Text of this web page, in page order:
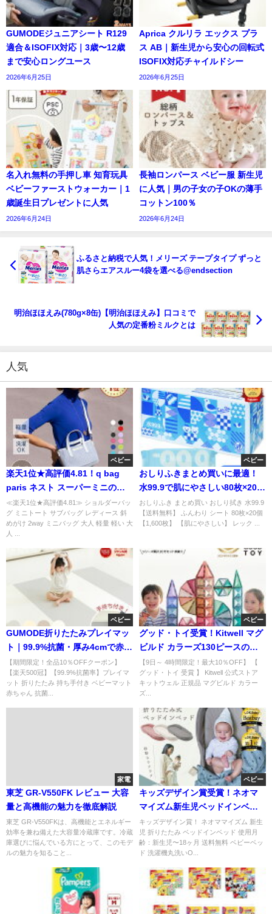
GUMODEジュニアシート R129
適合＆ISOFIX対応｜3歳〜12歳
まで安心ロングユース
2026年6月25日
Aprica クルリラ エックス プラ
ス AB｜新生児から安心の回転式
ISOFIX対応チャイルドシー
2026年6月25日
名入れ無料の手押し車 知育玩具
ベビーファーストウォーカー｜1
歳誕生日プレゼントに人気
2026年6月24日
長袖ロンパース ベビー服 新生児
に人気｜男の子女の子OKの薄手
コットン100％
2026年6月24日
ふるさと納税で人気！メリーズ テープタイプ ずっと
肌さらエアスルー4袋を選べる@endsection
明治ほほえみ(780g×8缶)【明治ほほえみ】口コミで
人気の定番粉ミルクとは
人気
ベビー
楽天1位★高評価4.81！q bag
paris ネスト スーパーミニの魅
力とは
≪楽天1位★高評価4.81≫ ショルダーバッ
グ ミニトート サブバッグ レディース 斜
めがけ 2way ミニバッグ 大人 軽量 軽い 大
人 ...
ベビー
おしりふきまとめ買いに最適！
水99.9で肌にやさしい80枚×20個
セット
おしりふき まとめ買い おしり拭き 水99.9
【送料無料】 ふんわり シート 80枚×20個
【1,600枚】 【肌にやさしい】 レック ...
ベビー
GUMODE折りたたみプレイマッ
ト｜99.9%抗菌・厚み4cmで赤ち
ゃんも安心
【期間限定！全品10％OFFクーポン】
【楽天500冠】【99.9%抗菌率】プレイマ
ット 折りたたみ 持ち手付き ベビーマット
赤ちゃん 抗菌...
ベビー
グッド・トイ受賞！Kitwell マグ
ビルド カラーズ130ピースの魅
力とは
【9日～ 4時間限定！最大10％OFF】 【
グッド・トイ 受賞 】 Kitwell 公式ストア
キットウェル 正規品 マグビルド カラー
ズ...
家電
東芝 GR-V550FK レビュー 大容
量と高機能の魅力を徹底解説
東芝 GR-V550FKは、高機能とエネルギー
効率を兼ね備えた大容量冷蔵庫です。冷蔵
庫選びに悩んでいる方にとって、このモデ
ルの魅力を知ること...
ベビー
キッズデザイン賞受賞！ネオマ
マイズム新生児ベッドインベッ
ドの魅力
キッズデザイン賞！ ネオママイズム 新生
児 折りたたみ ベッドインベッド 使用月
齢：新生児〜18ヶ月 送料無料 ベビーベッ
ド 洗濯機丸洗いO...